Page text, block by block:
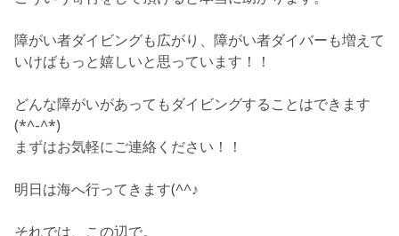
障がい者ダイビングも広がり、障がい者ダイバーも増えて
いけばもっと嬉しいと思っています！！
どんな障がいがあってもダイビングすることはできます
(*^-^*)
まずはお気軽にご連絡ください！！
明日は海へ行ってきます(^^♪
それでは、この辺で。